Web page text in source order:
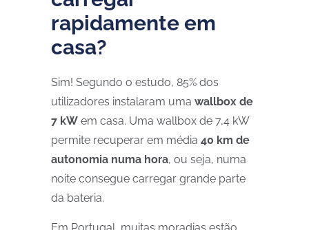
rapidamente em
casa?
Sim! Segundo o estudo, 85% dos
utilizadores instalaram uma wallbox de
7 kW em casa. Uma wallbox de 7,4 kW
permite recuperar em média 40 km de
autonomia numa hora, ou seja, numa
noite consegue carregar grande parte
da bateria.